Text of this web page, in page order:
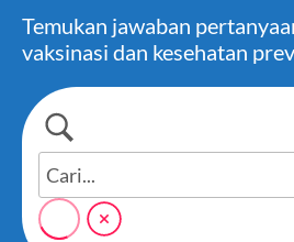
Temukan jawaban
vaksinasi dan kesehatan